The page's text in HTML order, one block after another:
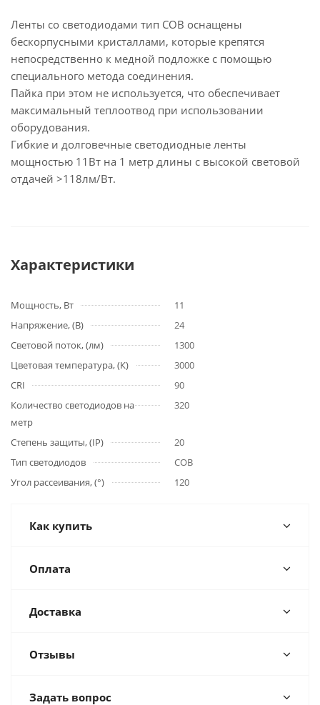
Ленты со светодиодами тип COB оснащены
бескорпусными кристаллами, которые крепятся
непосредственно к медной подложке с помощью
специального метода соединения.
Пайка при этом не используется, что обеспечивает
максимальный теплоотвод при использовании
оборудования.
Гибкие и долговечные светодиодные ленты
мощностью 11Вт на 1 метр длины с высокой световой
отдачей >118лм/Вт.
Характеристики
Мощность, Вт
11
Напряжение, (В)
24
Световой поток, (лм)
1300
Цветовая температура, (К)
3000
CRI
90
Количество светодиодов на
метр
320
Степень защиты, (IP)
20
Тип светодиодов
COB
Угол рассеивания, (°)
120
Как купить
Оплата
Доставка
Отзывы
Задать вопрос